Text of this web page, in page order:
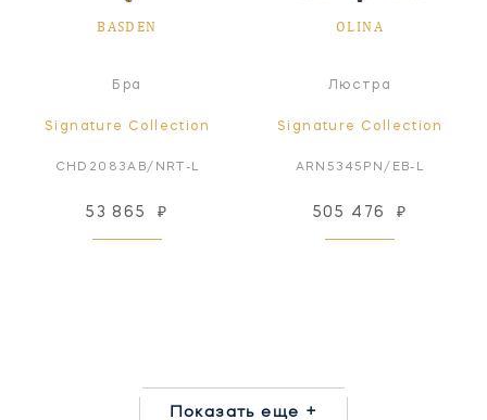
BASDEN
Бра
Signature Collection
CHD2083AB/NRT-L
53 865 ₽
OLINA
Люстра
Signature Collection
ARN5345PN/EB-L
505 476 ₽
Показать еще +